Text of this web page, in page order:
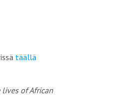
täällä
of African